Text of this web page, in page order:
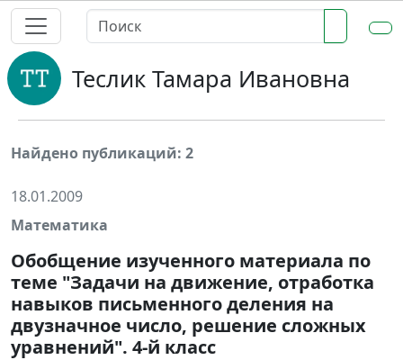
Теслик Тамара Ивановна
Найдено публикаций: 2
18.01.2009
Математика
Обобщение изученного материала по
теме "Задачи на движение, отработка
навыков письменного деления на
двузначное число, решение сложных
уравнений". 4-й класс